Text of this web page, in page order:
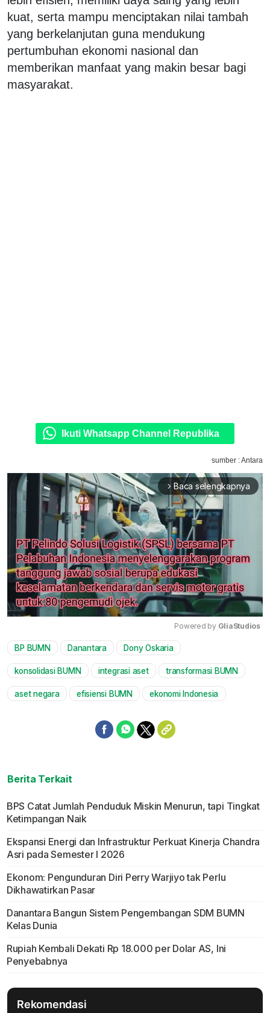
kuat, serta mampu menciptakan nilai tambah
yang berkelanjutan guna mendukung
pertumbuhan ekonomi nasional dan
memberikan manfaat yang makin besar bagi
masyarakat.
Ikuti Whatsapp Channel Republika
sumber : Antara
arrow_forward_ios Baca selengkapnya
Powered by GliaStudios
BP BUMN Danantara Dony Oskaria
konsolidasi BUMN integrasi aset transformasi BUMN
aset negara efisiensi BUMN ekonomi Indonesia
Berita Terkait
BPS Catat Jumlah Penduduk Miskin Menurun, tapi Tingkat
Ketimpangan Naik
Ekspansi Energi dan Infrastruktur Perkuat Kinerja Chandra
Asri pada Semester I 2026
Ekonom: Pengunduran Diri Perry Warjiyo tak Perlu
Dikhawatirkan Pasar
Danantara Bangun Sistem Pengembangan SDM BUMN
Kelas Dunia
Rupiah Kembali Dekati Rp 18.000 per Dolar AS, Ini
Penyebabnya
Rekomendasi